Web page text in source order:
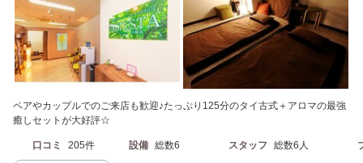
ペアやカップルでのご来店も歓迎♪たっぷり125分のタイ古式＋アロマの最強
癒しセットが大好評☆
口コミ 205件 設備 総数6 スタッフ 総数6人